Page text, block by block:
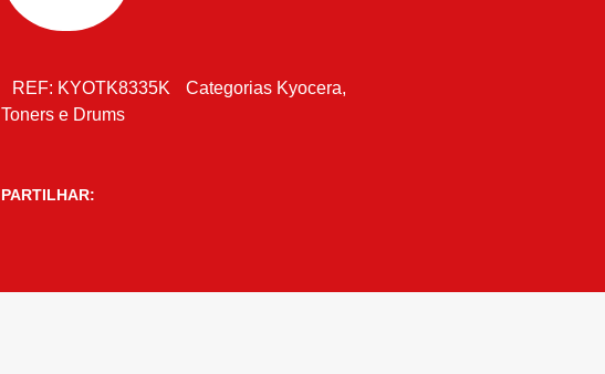
REF: KYOTK8335K Categorias Kyocera,
Toners e Drums
PARTILHAR: